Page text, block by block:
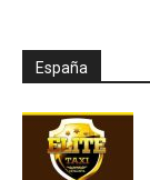
España